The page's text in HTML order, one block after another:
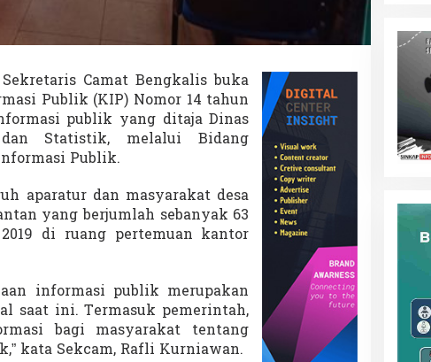
Sekretaris Camat Bengkalis buka
Publik (KIP) Nomor 14 tahun
publik yang ditaja Dinas
Statistik, melalui Bidang
Publik.
aparatur dan masyarakat desa
yang berjumlah sebanyak 63
di ruang pertemuan kantor
informasi publik merupakan
saat ini. Termasuk pemerintah,
bagi masyarakat tentang
kata Sekcam, Rafli Kurniawan.